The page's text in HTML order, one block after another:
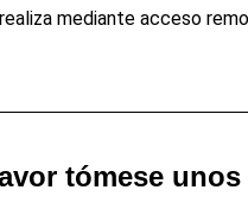
mediante acceso
tómese